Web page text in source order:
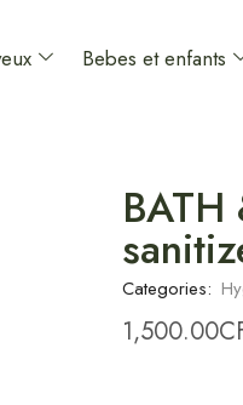
Bebes et enfants
Categories:
1,500.00